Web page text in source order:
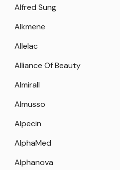
Alfred Sung
Alkmene
Allelac
Alliance Of Beauty
Almirall
Almusso
Alpecin
AlphaMed
Alphanova